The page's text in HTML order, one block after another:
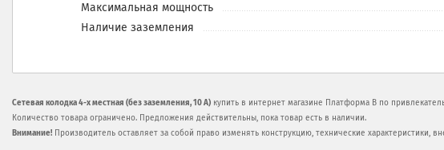
Максимальная мощность
Наличие заземления
Сетевая колодка 4-х местная (без заземления, 10 А) купить в интернет магазине Платформа В по
Количество товара ограничено. Предложения действительны, пока товар есть в наличии.
Внимание! Производитель оставляет за собой право изменять конструкцию, технические